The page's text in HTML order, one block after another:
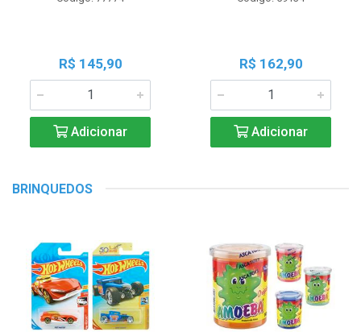
R$ 145,90
Adicionar
R$ 162,90
Adicionar
BRINQUEDOS